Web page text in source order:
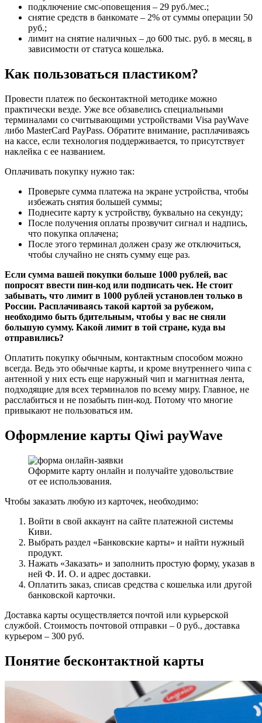
подключение смс-оповещения – 29 руб./мес.;
снятие средств в банкомате – 2% от суммы операции 50
руб.;
лимит на снятие наличных – до 600 тыс. руб. в месяц, в
зависимости от статуса кошелька.
Как пользоваться пластиком?
Провести платеж по бесконтактной методике можно
практически везде. Уже все обзавелись специальными
терминалами со считывающими устройствами Visa payWave
либо MasterCard PayPass. Обратите внимание, расплачиваясь
на кассе, если технология поддерживается, то присутствует
наклейка с ее названием.
Оплачивать покупку нужно так:
Проверьте сумма платежа на экране устройства, чтобы
избежать снятия большей суммы;
Поднесите карту к устройству, буквально на секунду;
После получения оплаты прозвучит сигнал и надпись,
что покупка оплачена;
После этого терминал должен сразу же отключиться,
чтобы случайно не снять сумму еще раз.
Если сумма вашей покупки больше 1000 рублей, вас
попросят ввести пин-код или подписать чек. Не стоит
забывать, что лимит в 1000 рублей установлен только в
России. Расплачиваясь такой картой за рубежом,
необходимо быть бдительным, чтобы у вас не сняли
большую сумму. Какой лимит в той стране, куда вы
отправились?
Оплатить покупку обычным, контактным способом можно
всегда. Ведь это обычные карты, и кроме внутреннего чипа с
антенной у них есть еще наружный чип и магнитная лента,
подходящие для всех терминалов по всему миру. Главное, не
расслабиться и не позабыть пин-код. Потому что многие
привыкают не пользоваться им.
Оформление карты Qiwi payWave
Оформите карту онлайн и получайте удовольствие
от ее использования.
Чтобы заказать любую из карточек, необходимо:
Войти в свой аккаунт на сайте платежной системы
Киви.
Выбрать раздел «Банковские карты» и найти нужный
продукт.
Нажать «Заказать» и заполнить простую форму, указав в
ней Ф. И. О. и адрес доставки.
Оплатить заказ, списав средства с кошелька или другой
банковской карточки.
Доставка карты осуществляется почтой или курьерской
службой. Стоимость почтовой отправки – 0 руб., доставка
курьером – 300 руб.
Понятие бесконтактной карты